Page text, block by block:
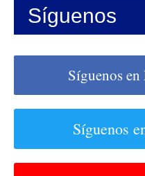
Síguenos
Síguenos
Síguenos